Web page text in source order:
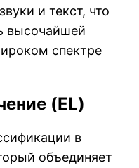
и текст, что
высочайшей
спектре
(EL)
в
объединяет